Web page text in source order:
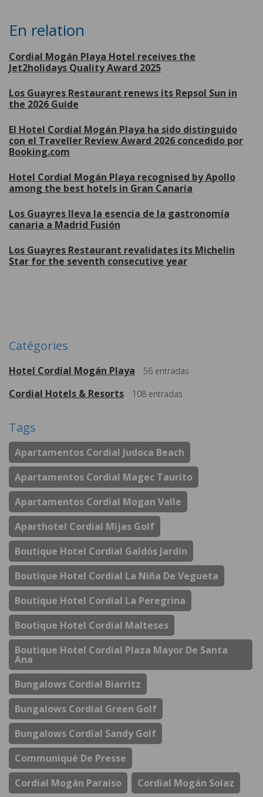
En relation
Cordial Mogán Playa Hotel receives the
Jet2holidays Quality Award 2025
Los Guayres Restaurant renews its Repsol Sun in
the 2026 Guide
El Hotel Cordial Mogán Playa ha sido distinguido
con el Traveller Review Award 2026 concedido por
Booking.com
Hotel Cordial Mogán Playa recognised by Apollo
among the best hotels in Gran Canaria
Los Guayres lleva la esencia de la gastronomía
canaria a Madrid Fusión
Los Guayres Restaurant revalidates its Michelin
Star for the seventh consecutive year
Catégories
Hotel Cordial Mogán Playa 56 entradas
Cordial Hotels & Resorts 108 entradas
Tags
Apartamentos Cordial Judoca Beach
Apartamentos Cordial Magec Taurito
Apartamentos Cordial Mogan Valle
Aparthotel Cordial Mijas Golf
Boutique Hotel Cordial Galdós Jardín
Boutique Hotel Cordial La Niña De Vegueta
Boutique Hotel Cordial La Peregrina
Boutique Hotel Cordial Malteses
Boutique Hotel Cordial Plaza Mayor De Santa
Ana
Bungalows Cordial Biarritz
Bungalows Cordial Green Golf
Bungalows Cordial Sandy Golf
Communiqué De Presse
Cordial Mogán Paraíso
Cordial Mogán Solaz